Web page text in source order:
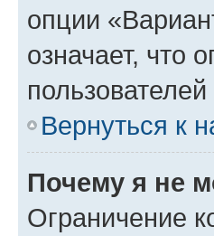
опции
означает, что
Вернуться к
Почему я не
Ограничение